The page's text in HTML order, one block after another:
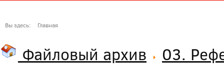
Вы здесь: Главная
Файловый архив 03.